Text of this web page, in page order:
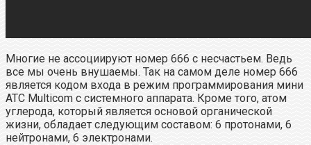
Многие не ассоциируют номер 666 с несчастьем. Ведь
все мы очень внушаемы. Так на самом деле номер 666
является кодом входа в режим программирования мини
АТС Multicom с системного аппарата. Кроме того, атом
углерода, который является основой органической
жизни, обладает следующим составом: 6 протонами, 6
нейтронами, 6 электронами.